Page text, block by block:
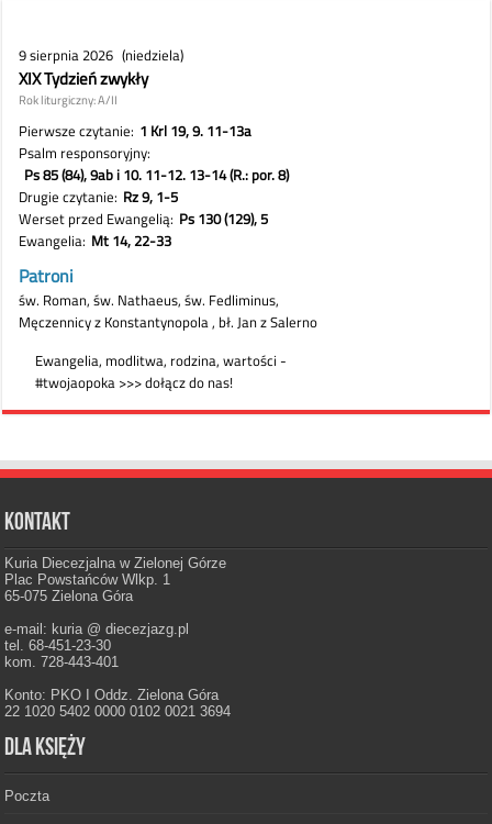
Kontakt
Kuria Diecezjalna w Zielonej Górze
Plac Powstańców Wlkp. 1
65-075 Zielona Góra
e-mail: kuria @ diecezjazg.pl
tel. 68-451-23-30
kom. 728-443-401
Konto: PKO I Oddz. Zielona Góra
22 1020 5402 0000 0102 0021 3694
Dla księży
Poczta